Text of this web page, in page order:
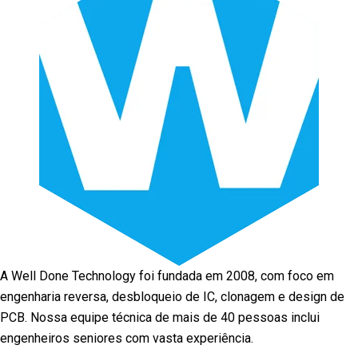
A Well Done Technology foi fundada em 2008, com foco em
engenharia reversa, desbloqueio de IC, clonagem e design de
PCB. Nossa equipe técnica de mais de 40 pessoas inclui
engenheiros seniores com vasta experiência.